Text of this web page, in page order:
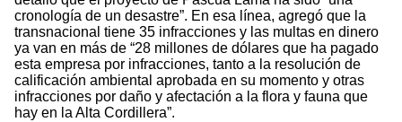
cronología de un desastre”. En esa línea, agregó que la
transnacional tiene 35 infracciones y las multas en dinero
ya van en más de “28 millones de dólares que ha pagado
esta empresa por infracciones, tanto a la resolución de
calificación ambiental aprobada en su momento y otras
infracciones por daño y afectación a la flora y fauna que
hay en la Alta Cordillera”.